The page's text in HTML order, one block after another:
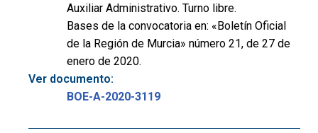
Auxiliar Administrativo. Turno libre.
Bases de la convocatoria en: «Boletín Oficial
de la Región de Murcia» número 21, de 27 de
enero de 2020.
Ver documento:
BOE-A-2020-3119